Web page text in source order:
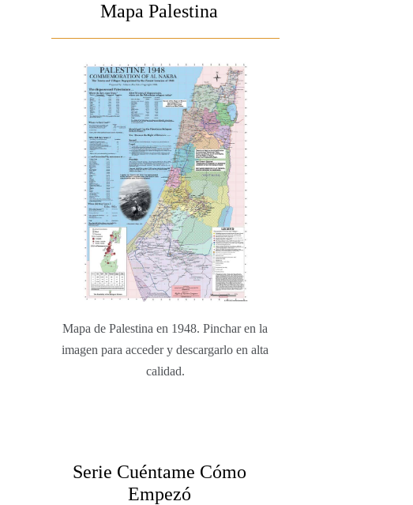
Mapa Palestina
Mapa de Palestina en 1948. Pinchar en la
imagen para acceder y descargarlo en alta
calidad.
Serie Cuéntame Cómo
Empezó